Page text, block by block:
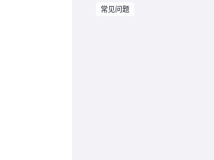
常见问题